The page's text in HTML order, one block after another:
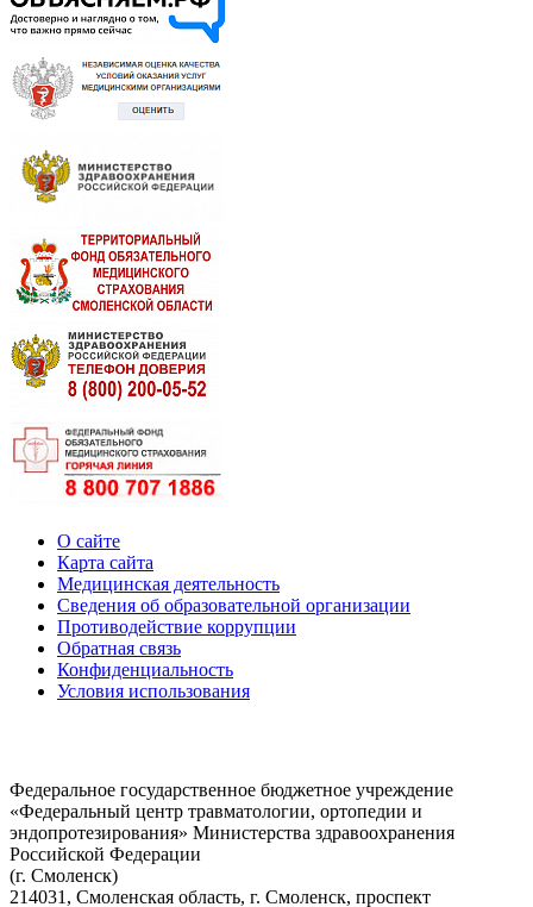
О сайте
Карта сайта
Медицинская деятельность
Сведения об образовательной организации
Противодействие коррупции
Обратная связь
Конфиденциальность
Условия использования
Федеральное государственное бюджетное учреждение
«Федеральный центр травматологии, ортопедии и
эндопротезирования» Министерства здравоохранения
Российской Федерации
(г. Смоленск)
214031, Смоленская область, г. Смоленск, проспект